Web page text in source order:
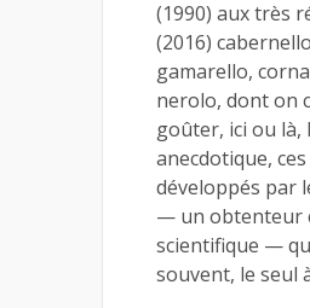
(1990) aux très
(2016)
gamarello,
nerolo, dont on
goûter, ici ou là,
anecdotique,
développés par
— un obtenteur
scientifique —
souvent, le seul